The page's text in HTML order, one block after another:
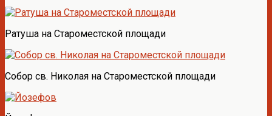
Ратуша на Староместской площади
Собор св. Николая на Староместской площади